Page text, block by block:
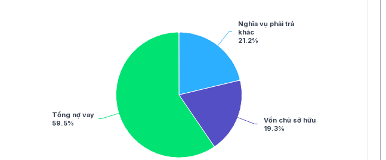
Nghĩa vụ phải trả
khác
21.2%
Vốn chủ sở hữu
19.3%
Tổng nợ vay
59.5%